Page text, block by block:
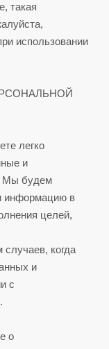
такая
использовании
легко
и
Мы будем
информацию в
целей,
когда
и
с
о